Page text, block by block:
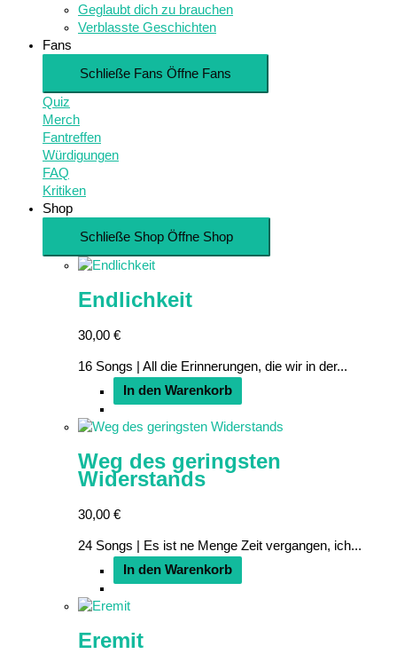
Geglaubt dich zu brauchen
Verblasste Geschichten
Fans
Schließe Fans Öffne Fans
Quiz
Merch
Fantreffen
Würdigungen
FAQ
Kritiken
Shop
Schließe Shop Öffne Shop
Endlichkeit
30,00 €
16 Songs | All die Erinnerungen, die wir in der...
In den Warenkorb
Weg des geringsten
Widerstands
30,00 €
24 Songs | Es ist ne Menge Zeit vergangen, ich...
In den Warenkorb
Eremit